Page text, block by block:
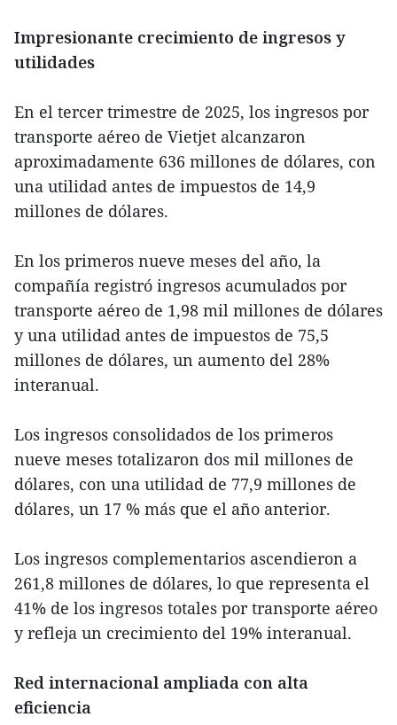
Impresionante crecimiento de ingresos y
utilidades
En el tercer trimestre de 2025, los ingresos por
transporte aéreo de Vietjet alcanzaron
aproximadamente 636 millones de dólares, con
una utilidad antes de impuestos de 14,9
millones de dólares.
En los primeros nueve meses del año, la
compañía registró ingresos acumulados por
transporte aéreo de 1,98 mil millones de dólares
y una utilidad antes de impuestos de 75,5
millones de dólares, un aumento del 28%
interanual.
Los ingresos consolidados de los primeros
nueve meses totalizaron dos mil millones de
dólares, con una utilidad de 77,9 millones de
dólares, un 17 % más que el año anterior.
Los ingresos complementarios ascendieron a
261,8 millones de dólares, lo que representa el
41% de los ingresos totales por transporte aéreo
y refleja un crecimiento del 19% interanual.
Red internacional ampliada con alta
eficiencia